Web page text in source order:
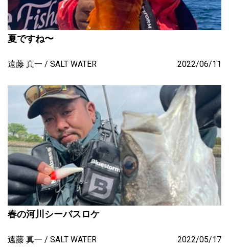
夏ですね〜
遠藤 真一 SALT WATER 2022/06/11
春の河川シーバスロケ
遠藤 真一 SALT WATER 2022/05/17